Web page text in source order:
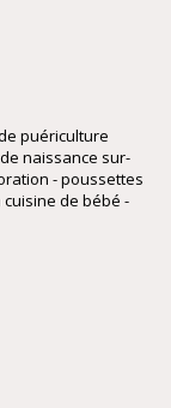
puériculture
naissance sur-
- poussettes
de bébé -